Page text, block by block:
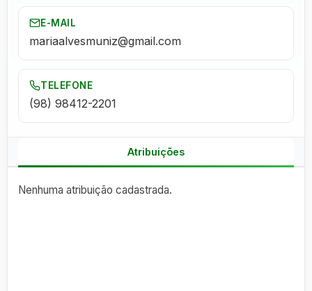
E-MAIL
mariaalvesmuniz@gmail.com
TELEFONE
(98) 98412-2201
Atribuições
Nenhuma atribuição cadastrada.